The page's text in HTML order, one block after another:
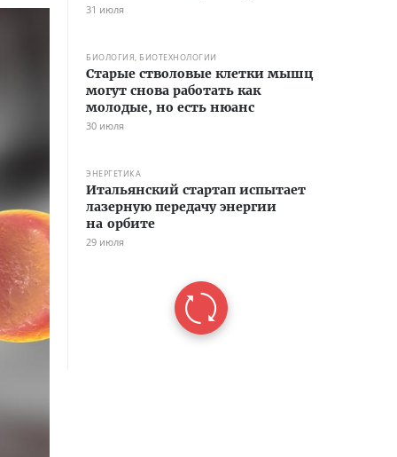
31 июля
БИОЛОГИЯ, БИОТЕХНОЛОГИИ
Старые стволовые клетки мышц
могут снова работать как
молодые, но есть нюанс
30 июля
ЭНЕРГЕТИКА
Итальянский стартап испытает
лазерную передачу энергии
на орбите
29 июля